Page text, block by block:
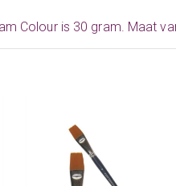
Colour is 30 gram. Maat